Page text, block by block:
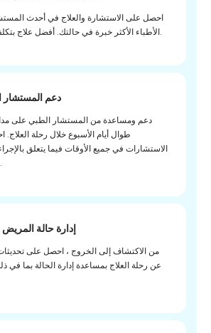
احصل على الاستشارة والعلاج في أحدث
الأطباء الأكثر خبرة في حالتك. أفضل علاج بتكلفة معقولة.
دعم المستشار
دعم ومساعدة من المستشار الطبي على
طوال أيام الأسبوع خلال رحلة
الاستشارات في جميع الأوقات فيما يتعلق
بعد العلاج.
إدارة حالة
من الاكتشاف إلى الخروج ، احصل على
عن رحلة العلاج بمساعدة إدارة الحالة بما في